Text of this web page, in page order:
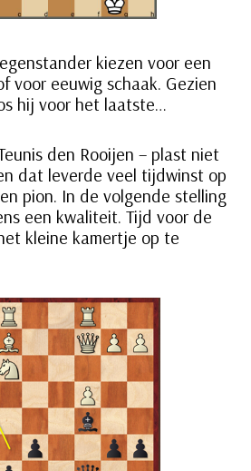
kiezen voor een
voor eeuwig schaak. Gezien
hij voor het laatste…
den Rooijen – plast niet
dat leverde veel tijdwinst op
pion. In de volgende stelling
een kwaliteit. Tijd voor de
kleine kamertje op te